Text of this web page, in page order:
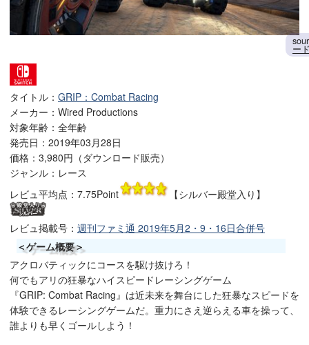
ー
タイトル： GRIP：Combat Racing
メーカー：Wired Productions
対象年齢：全年齢
発売日：2019年03月28日
価格： 3,980円（ダウンロード販売）
ジャンル：レース
レビュ平均点： 7.75Point 【シルバー殿堂入り】
レビュ掲載号： 週刊ファミ通 2019年5月2・9・16日合併号
＜ゲーム概要＞
アクロバティックにコースを駆け抜けろ！
何でもアリの狂暴なハイスピードレーシングゲーム
『GRIP: Combat Racing』は近未来を舞台にした狂暴なスピードを
体験できるレーシングゲームだ。重力にさえ逆らえる車を操って、
誰よりも早くゴールしよう！